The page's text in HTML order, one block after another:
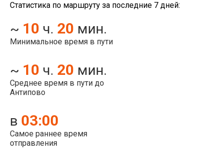
Статистика по маршруту за последние 7 дней:
~ 10 ч. 20 мин.
Минимальное время в пути
~ 10 ч. 20 мин.
Среднее время в пути до
Антипово
в 03:00
Самое раннее время
отправления